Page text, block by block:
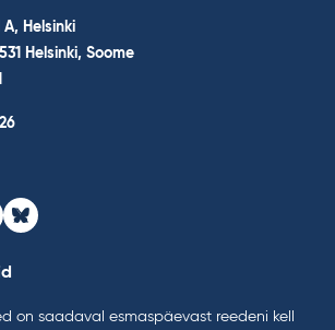
Helsinki
Helsinki, Soome
Bluesky
on saadaval esmaspäevast reedeni kell